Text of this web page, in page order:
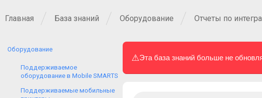
Главная База знаний Оборудование Отчеты по
Оборудование
Поддерживаемое
оборудование в Mobile SMARTS
Поддерживаемые мобильные
⚠Эта база знаний больше не